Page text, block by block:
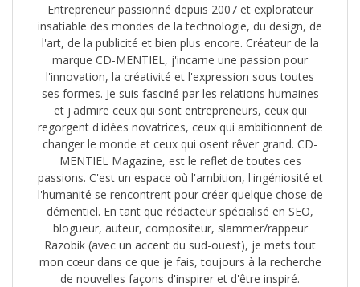
Entrepreneur passionné depuis 2007 et explorateur
insatiable des mondes de la technologie, du design, de
l'art, de la publicité et bien plus encore. Créateur de la
marque CD-MENTIEL, j'incarne une passion pour
l'innovation, la créativité et l'expression sous toutes
ses formes. Je suis fasciné par les relations humaines
et j'admire ceux qui sont entrepreneurs, ceux qui
regorgent d'idées novatrices, ceux qui ambitionnent de
changer le monde et ceux qui osent rêver grand. CD-
MENTIEL Magazine, est le reflet de toutes ces
passions. C'est un espace où l'ambition, l'ingéniosité et
l'humanité se rencontrent pour créer quelque chose de
démentiel. En tant que rédacteur spécialisé en SEO,
blogueur, auteur, compositeur, slammer/rappeur
Razobik (avec un accent du sud-ouest), je mets tout
mon cœur dans ce que je fais, toujours à la recherche
de nouvelles façons d'inspirer et d'être inspiré.